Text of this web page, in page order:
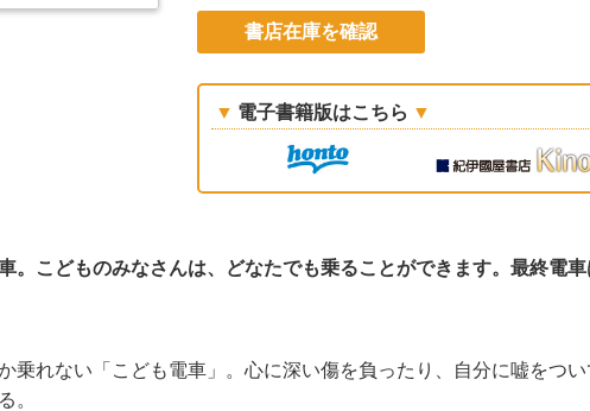
書店在庫を確認
電子書籍版はこちら
。こどものみなさんは、どなたでも乗ることができます。最終電
乗れない「こども電車」。心に深い傷を負ったり、自分に嘘をつ
。